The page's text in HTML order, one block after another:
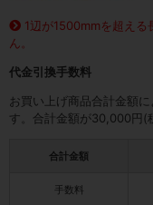
1辺が1500mmを超える
ん。
代金引換手数料
お買い上げ商品合計金額
す。合計金額が30,000円(
合計金額
手数料